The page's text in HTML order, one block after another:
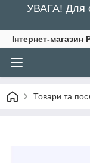
УВАГА! Для
Інтернет-магазин
Товари та